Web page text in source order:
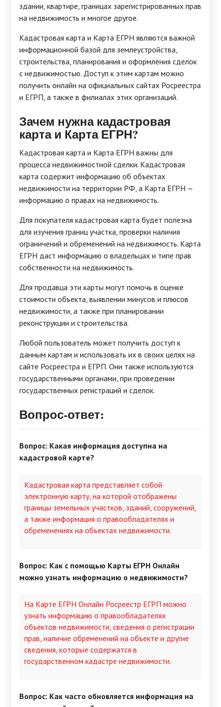
здании, квартире, границах зарегистрированных прав
на недвижимость и многое другое.
Кадастровая карта и Карта ЕГРН являются важной
информационной базой для землеустройства,
строительства, планирования и оформления сделок
с недвижимостью. Доступ к этим картам можно
получить онлайн на официальных сайтах Росреестра
и ЕГРП, а также в филиалах этих организаций.
Зачем нужна кадастровая
карта и Карта ЕГРН?
Кадастровая карта и Карта ЕГРН важны для
процесса недвижимостной сделки. Кадастровая
карта содержит информацию об объектах
недвижимости на территории РФ, а Карта ЕГРН —
информацию о правах на недвижимость.
Для покупателя кадастровая карта будет полезна
для изучения границ участка, проверки наличия
ограничений и обременений на недвижимость. Карта
ЕГРН даст информацию о владельцах и типе прав
собственности на недвижимость.
Для продавца эти карты могут помочь в оценке
стоимости объекта, выявлении минусов и плюсов
недвижимости, а также при планировании
реконструкции и строительства.
Любой пользователь может получить доступ к
данным картам и использовать их в своих целях на
сайте Росреестра и ЕГРП. Они также используются
государственными органами, при проведении
государственных регистраций и сделок.
Вопрос-ответ:
Вопрос: Какая информация доступна на
кадастровой карте?
Кадастровая карта представляет собой
электронную карту, на которой отображены
границы земельных участков, зданий, сооружений,
а также информация о правообладателях и
обременениях на объектах недвижимости.
Вопрос: Как с помощью Карты ЕГРН Онлайн
можно узнать информацию о недвижимости?
На Карте ЕГРН Онлайн Росреестр ЕГРП можно
узнать информацию о правообладателях
объектов недвижимости, сведения о регистрации
прав, наличие обременений на объекте и другие
сведения, которые содержатся в
государственном кадастре недвижимости.
Вопрос: Как часто обновляется информация на